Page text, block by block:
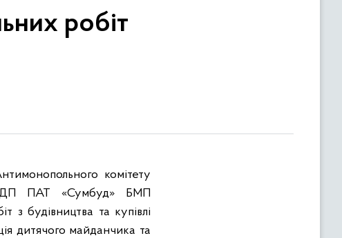
робіт
комітету
ДП ПАТ «Сумбуд» БМП
з будівництва та купівлі
дитячого майданчика та